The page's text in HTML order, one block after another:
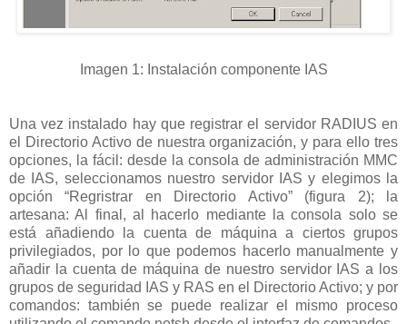
Imagen 1: Instalación componente IAS
Una vez instalado hay que registrar el servidor RADIUS en
el Directorio Activo de nuestra organización, y para ello tres
opciones, la fácil: desde la consola de administración MMC
de IAS, seleccionamos nuestro servidor IAS y elegimos la
opción “Regristrar en Directorio Activo” (figura 2); la
artesana: Al final, al hacerlo mediante la consola solo se
está añadiendo la cuenta de máquina a ciertos grupos
privilegiados, por lo que podemos hacerlo manualmente y
añadir la cuenta de máquina de nuestro servidor IAS a los
grupos de seguridad IAS y RAS en el Directorio Activo; y por
comandos: también se puede realizar el mismo proceso